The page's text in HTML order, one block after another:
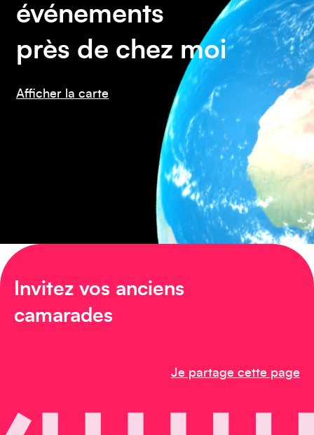
événements
près de chez moi
Afficher la carte
Invitez vos anciens
camarades
Je partage cette page
Amérique du Nord
Asie